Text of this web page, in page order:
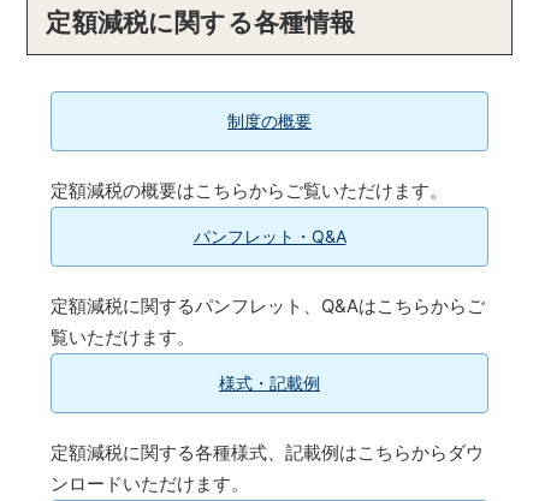
（令和6年6月14日）
掲載しました（令和6年5月15日）
クライナ語））を掲載しました（令和6年5月15日）
源泉所得税関係様式の記載例（外国語版（英語・中
国語））を掲載しました（令和６年5月10日）
「令和６年分所得税の定額減税について（給与所得
者の方へ）（PDF/828KB）」
和６年４月30日）
源泉所得税関係様式・記載例を更新しました（令和
６年４月11日）
所得税の定額減税チャットボットの運用を開始しま
した（令和６年４月２日）
定額減税に関する各種情報
制度の概要
定額減税の概要はこちらからご覧いただけます。
パンフレット・Q&A
定額減税に関するパンフレット、Q&Aはこちらからご
覧いただけます。
様式・記載例
定額減税に関する各種様式、記載例はこちらからダウ
ンロードいただけます。